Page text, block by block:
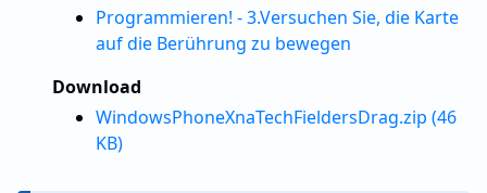
Programmieren! - 3.Versuchen Sie, die Karte
auf die Berührung zu bewegen
Download
WindowsPhoneXnaTechFieldersDrag.zip (46
KB)